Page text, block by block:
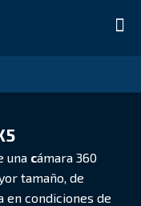
una cámara 360
tamaño, de
en condiciones de